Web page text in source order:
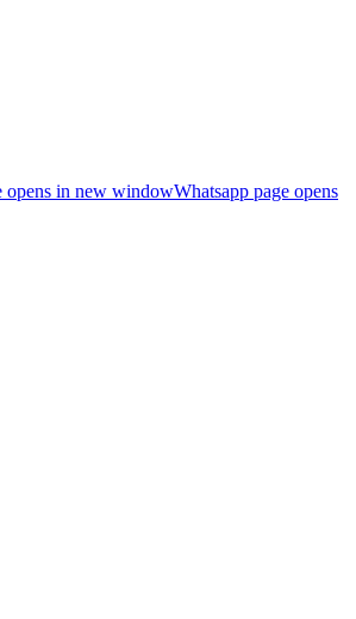
opens in new windowWhatsapp page opens